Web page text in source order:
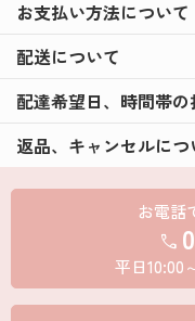
お支払い方法について
配送について
配達希望日、時間帯の
返品、キャンセルにつ
お電話
call
平日10:00